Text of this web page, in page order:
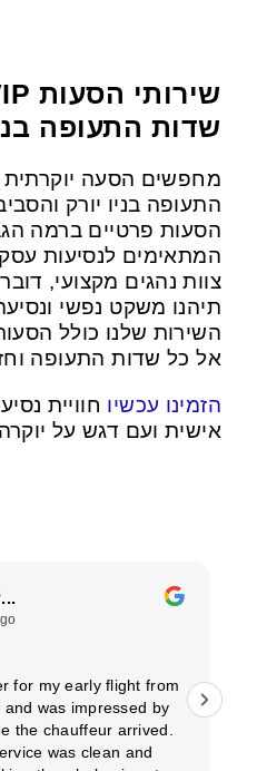
שדות התעופה
מחפשים הסעה יוקרתית
התעופה בניו יורק
הסעות פרטיים ברמה
המתאימים לנסיעות
צוות נהגים מקצועי,
תיהנו משקט נפשי
השירות שלנו כולל
אל כל שדות התעופה
הזמינו עכשיו חוויית
אישית ועם דגש על
for my early flight from
was impressed by
the chauffeur arrived.
was clean and